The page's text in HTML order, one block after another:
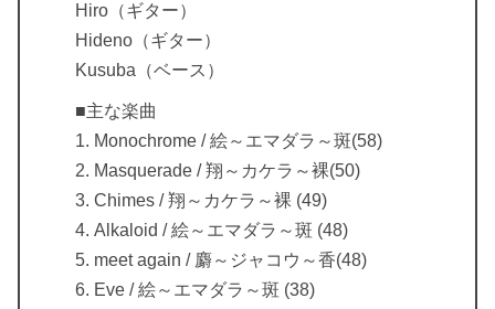
Hiro（ギター）
Hideno（ギター）
Kusuba（ベース）
■主な楽曲
1. Monochrome / 絵～エマダラ～斑(58)
2. Masquerade / 翔～カケラ～裸(50)
3. Chimes / 翔～カケラ～裸 (49)
4. Alkaloid / 絵～エマダラ～斑 (48)
5. meet again / 麝～ジャコウ～香(48)
6. Eve / 絵～エマダラ～斑 (38)